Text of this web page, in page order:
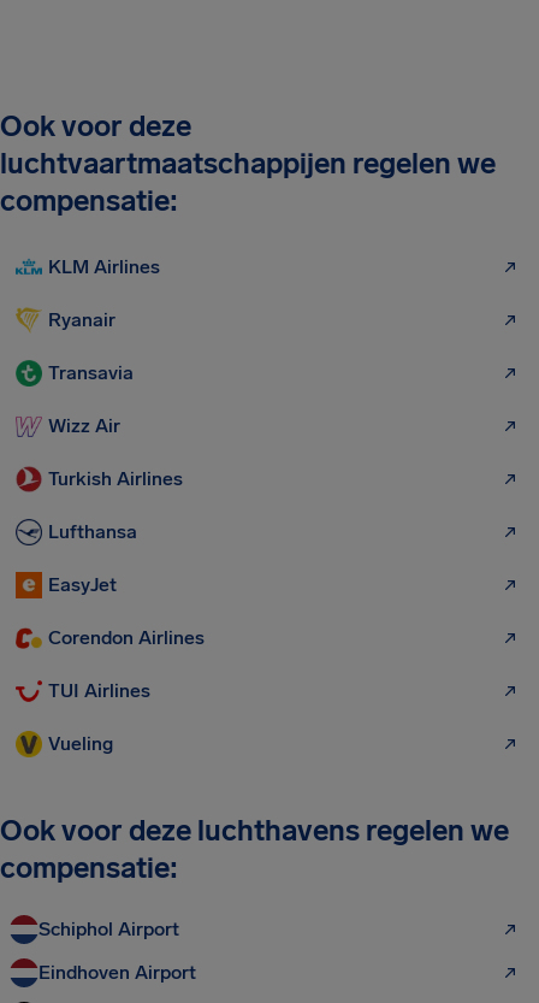
Ook voor deze
luchtvaartmaatschappijen regelen we
compensatie:
KLM Airlines
Ryanair
Transavia
Wizz Air
Turkish Airlines
Lufthansa
EasyJet
Corendon Airlines
TUI Airlines
Vueling
Ook voor deze luchthavens regelen we
compensatie:
Schiphol Airport
Eindhoven Airport